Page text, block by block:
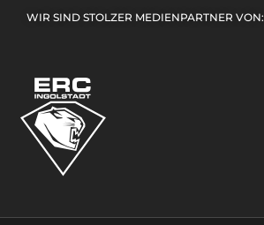
WIR SIND STOLZER MEDIENPARTNER VON: